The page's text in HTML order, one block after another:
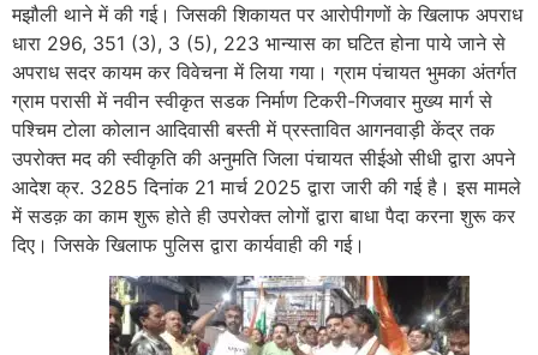
मझौली थाने में की गई। जिसकी शिकायत पर आरोपीगणों के खिलाफ अपराध
धारा 296, 351 (3), 3 (5), 223 भान्यास का घटित होना पाये जाने से
अपराध सदर कायम कर विवेचना में लिया गया। ग्राम पंचायत भुमका अंतर्गत
ग्राम परासी में नवीन स्वीकृत सडक निर्माण टिकरी-गिजवार मुख्य मार्ग से
पश्चिम टोला कोलान आदिवासी बस्ती में प्रस्तावित आगनवाड़ी केंद्र तक
उपरोक्त मद की स्वीकृति की अनुमति जिला पंचायत सीईओ सीधी द्वारा अपने
आदेश क्र. 3285 दिनांक 21 मार्च 2025 द्वारा जारी की गई है। इस मामले
में सडक़ का काम शुरू होते ही उपरोक्त लोगों द्वारा बाधा पैदा करना शुरू कर
दिए। जिसके खिलाफ पुलिस द्वारा कार्यवाही की गई।